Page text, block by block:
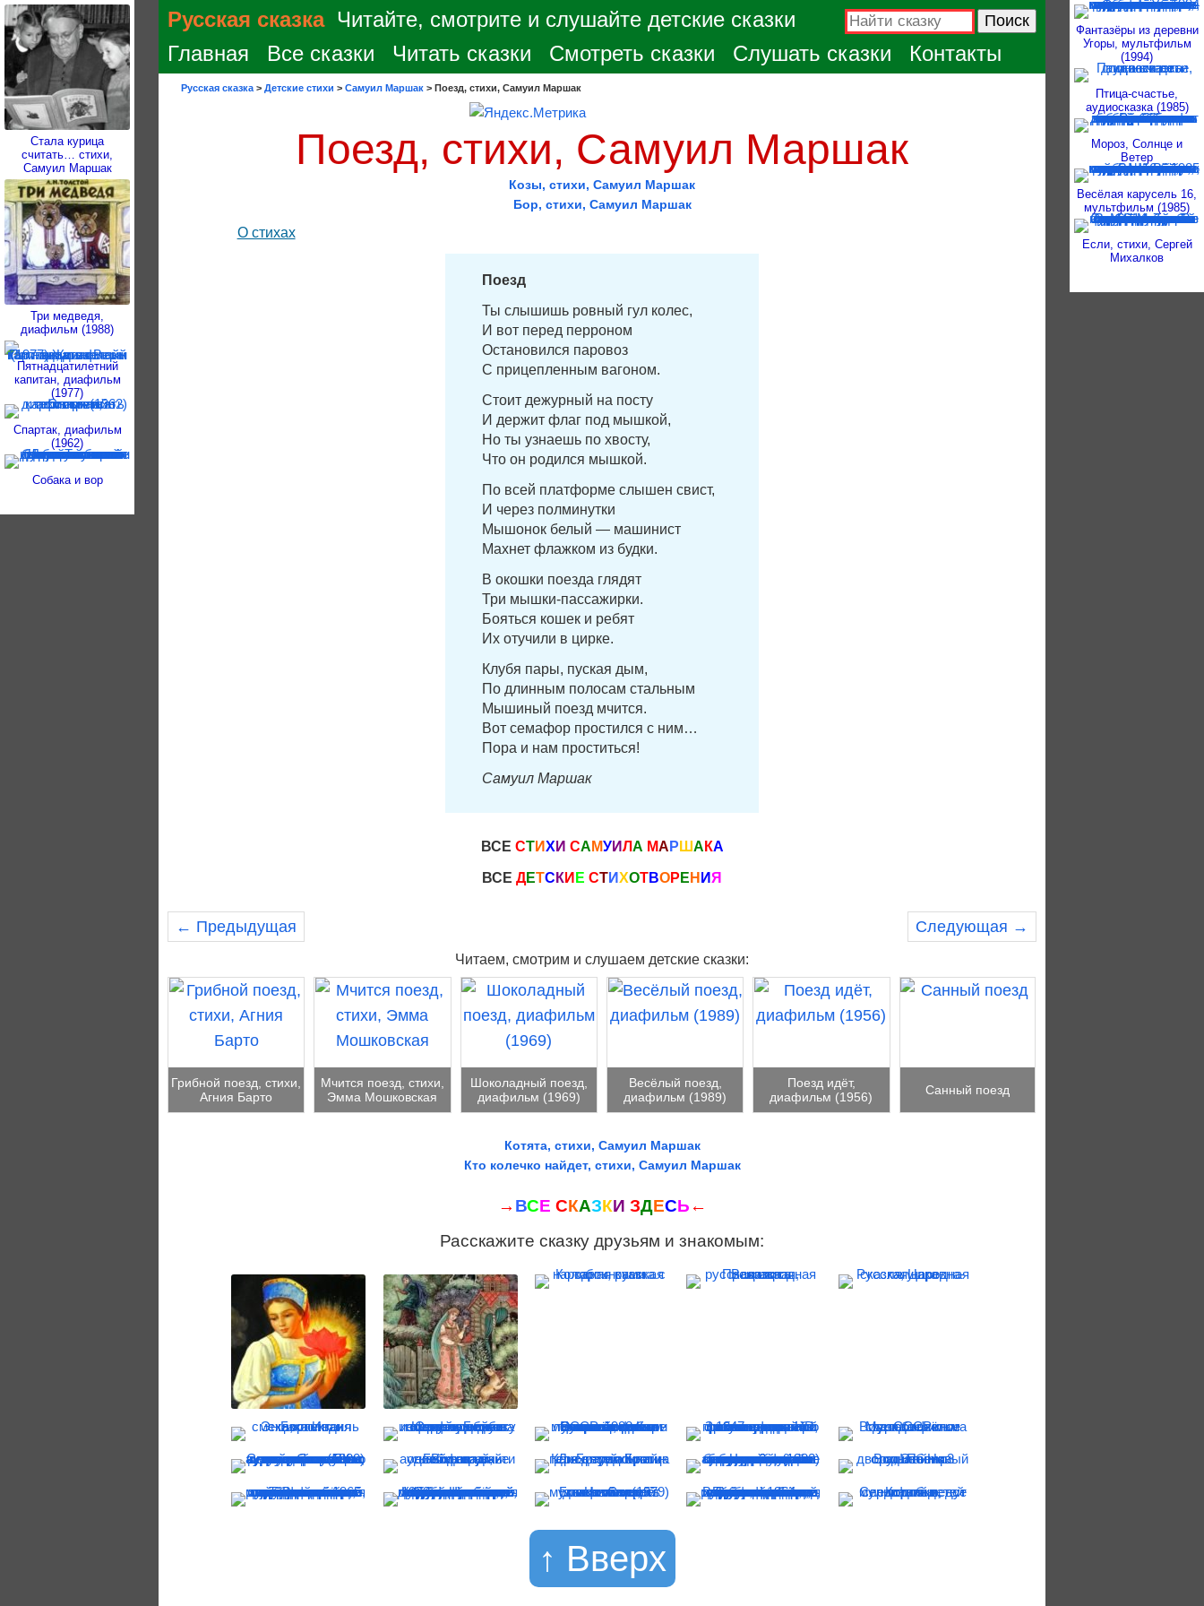
Стала курица
считать… стихи,
Самуил Маршак
Три медведя,
диафильм (1988)
Пятнадцатилетний
капитан, диафильм
(1977)
Спартак, диафильм
(1962)
Собака и вор
Фантазёры из деревни
Угоры, мультфильм
(1994)
Птица-счастье,
аудиосказка (1985)
Мороз, Солнце и
Ветер
Весёлая карусель 16,
мультфильм (1985)
Если, стихи, Сергей
Михалков
Русская сказка Читайте, смотрите и слушайте детские сказки
Главная
Все сказки Читать сказки Смотреть сказки Слушать сказки Контакты
Русская сказка > Детские стихи > Самуил Маршак > Поезд, стихи, Самуил Маршак
Поезд, стихи, Самуил Маршак
Козы, стихи, Самуил Маршак
Бор, стихи, Самуил Маршак
О стихах
Поезд
Ты слышишь ровный гул колес,
И вот перед перроном
Остановился паровоз
С прицепленным вагоном.
Стоит дежурный на посту
И держит флаг под мышкой,
Но ты узнаешь по хвосту,
Что он родился мышкой.
По всей платформе слышен свист,
И через полминутки
Мышонок белый — машинист
Махнет флажком из будки.
В окошки поезда глядят
Три мышки-пассажирки.
Бояться кошек и ребят
Их отучили в цирке.
Клубя пары, пуская дым,
По длинным полосам стальным
Мышиный поезд мчится.
Вот семафор простился с ним…
Пора и нам проститься!
Самуил Маршак
ВСЕ СТИХ И СА МУИЛА МА Р ША КА
ВСЕ ДЕТС КИ Е СТИХОТВОР Е Н ИЯ
← Предыдущая Следующая →
Читаем, смотрим и слушаем детские сказки:
Грибной поезд, стихи,
Агния Барто
Мчится поезд, стихи,
Эмма Мошковская
Шоколадный поезд,
диафильм (1969)
Весёлый поезд,
диафильм (1989)
Поезд идёт,
диафильм (1956)
Санный поезд
Котята, стихи, Самуил Маршак
Кто колечко найдет, стихи, Самуил Маршак
→ ВСЕ СКАЗКИ ЗДЕСЬ ←
Расскажите сказку друзьям и знакомым:
↑ Вверх